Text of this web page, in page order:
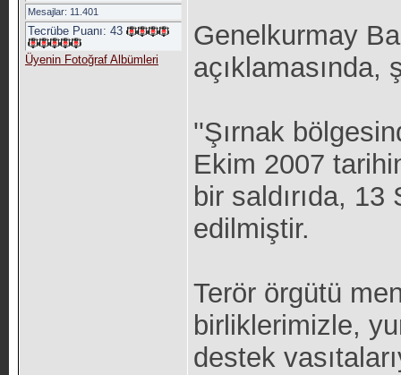
Mesajlar: 11.401
Tecrübe Puanı: 43
Üyenin Fotoğraf Albümleri
Genelkurmay
açıklamasında,
''Şırnak
Ekim 2007
bir saldırıda,
edilmiştir.
Terör örgütü
birliklerimizle,
destek